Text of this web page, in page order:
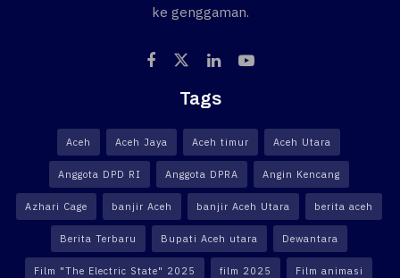
ke genggaman.
Tags
Aceh Aceh Jaya Aceh timur Aceh Utara
Anggota DPD RI Anggota DPRA Angin Kencang
Azhari Cage banjir Aceh banjir Aceh Utara berita aceh
Berita Terbaru Bupati Aceh utara Dewantara
Film "The Electric State" 2025 film 2025 Film animasi